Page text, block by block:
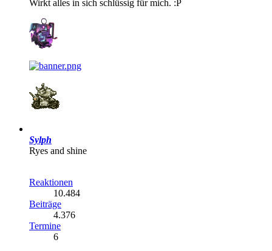
Wirkt alles in sich schlüssig für mich. :P
Sylph
Ryes and shine
Reaktionen
10.484
Beiträge
4.376
Termine
6